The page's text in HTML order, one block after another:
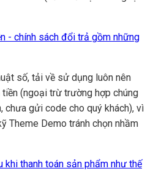
- chính sách đổi trả gồm những
số, tải về sử dụng luôn nên
(ngoại trừ trường hợp chúng
chưa gửi code cho quý khách), vì
Theme Demo tránh chọn nhầm
khi thanh toán sản phẩm như thế